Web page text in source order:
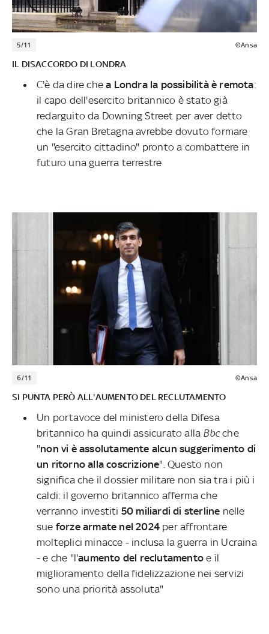
5/11 ©Ansa
IL DISACCORDO DI LONDRA
C'è da dire chea Londra la possibilità è remota:
il capo dell'esercito britannico è stato già
redarguito da Downing Street per aver detto
che la Gran Bretagna avrebbe dovuto formare
un "esercito cittadino" pronto a combattere in
futuro una guerra terrestre
6/11 ©Ansa
SI PUNTA PERÒ ALL'AUMENTO DEL RECLUTAMENTO
Un portavoce del ministero della Difesa
britannico ha quindi assicurato alla Bbcche
"non vi è assolutamente alcun suggerimento di
un ritorno alla coscrizione". Questo non
significa che il dossier militare non sia tra i più i
caldi: il governo britannico afferma che
verranno investiti 50 miliardi di sterline nelle
sue forze armate nel 2024 per affrontare
molteplici minacce - inclusa la guerra in Ucraina
- e che "l'aumento del reclutamento e il
miglioramento della fidelizzazione nei servizi
sono una priorità assoluta"